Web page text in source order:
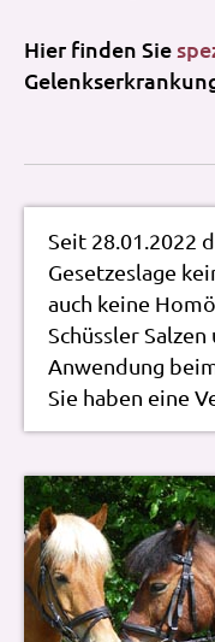
Hier finden Sie
Seit 28.01.2022
Gesetzeslage
auch keine
Schüssler
Anwendung
Sie haben eine